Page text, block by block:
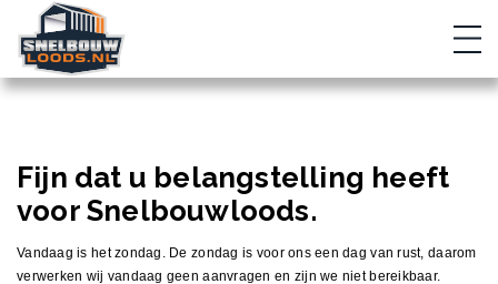
→ Loodsen
→Zelf je loods bouwen
Standaard oplossingen
Vergunningen↓
→Vergunningen
→Vergunningsvrij bouwen
Over ons↓
Over ons
Contact
Fijn dat u belangstelling heeft
voor Snelbouwloods.
Vandaag is het zondag. De zondag is voor ons een dag van rust, daarom
verwerken wij vandaag geen aanvragen en zijn we niet bereikbaar.